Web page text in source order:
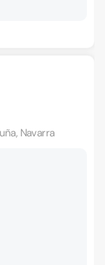
Navarra